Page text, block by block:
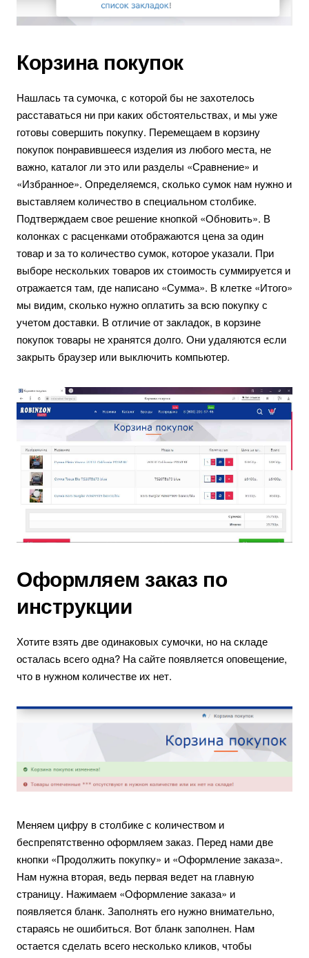
Корзина покупок
Нашлась та сумочка, с которой бы не захотелось
расставаться ни при каких обстоятельствах, и мы уже
готовы совершить покупку. Перемещаем в корзину
покупок понравившееся изделия из любого места, не
важно, каталог ли это или разделы «Сравнение» и
«Избранное». Определяемся, сколько сумок нам нужно и
выставляем количество в специальном столбике.
Подтверждаем свое решение кнопкой «Обновить». В
колонках с расценками отображаются цена за один
товар и за то количество сумок, которое указали. При
выборе нескольких товаров их стоимость суммируется и
отражается там, где написано «Сумма». В клетке «Итого»
мы видим, сколько нужно оплатить за всю покупку с
учетом доставки. В отличие от закладок, в корзине
покупок товары не хранятся долго. Они удаляются если
закрыть браузер или выключить компьютер.
Оформляем заказ по
инструкции
Хотите взять две одинаковых сумочки, но на складе
осталась всего одна? На сайте появляется оповещение,
что в нужном количестве их нет.
Меняем цифру в столбике с количеством и
беспрепятственно оформляем заказ. Перед нами две
кнопки «Продолжить покупку» и «Оформление заказа».
Нам нужна вторая, ведь первая ведет на главную
страницу. Нажимаем «Оформление заказа» и
появляется бланк. Заполнять его нужно внимательно,
стараясь не ошибиться. Вот бланк заполнен. Нам
остается сделать всего несколько кликов, чтобы